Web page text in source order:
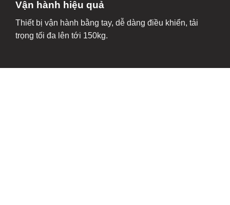
Vận hành hiệu quả
Thiết bị vận hành bằng tay, dễ dàng điều khiển, tải
trọng tối đa lên tới 150kg.